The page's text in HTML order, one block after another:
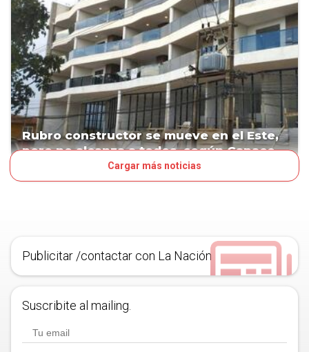
Rubro constructor se mueve en el Este,
pero no alcanza a todos, según Capaco
Cargar más noticias
Publicitar /contactar con La Nación
Suscribite al mailing.